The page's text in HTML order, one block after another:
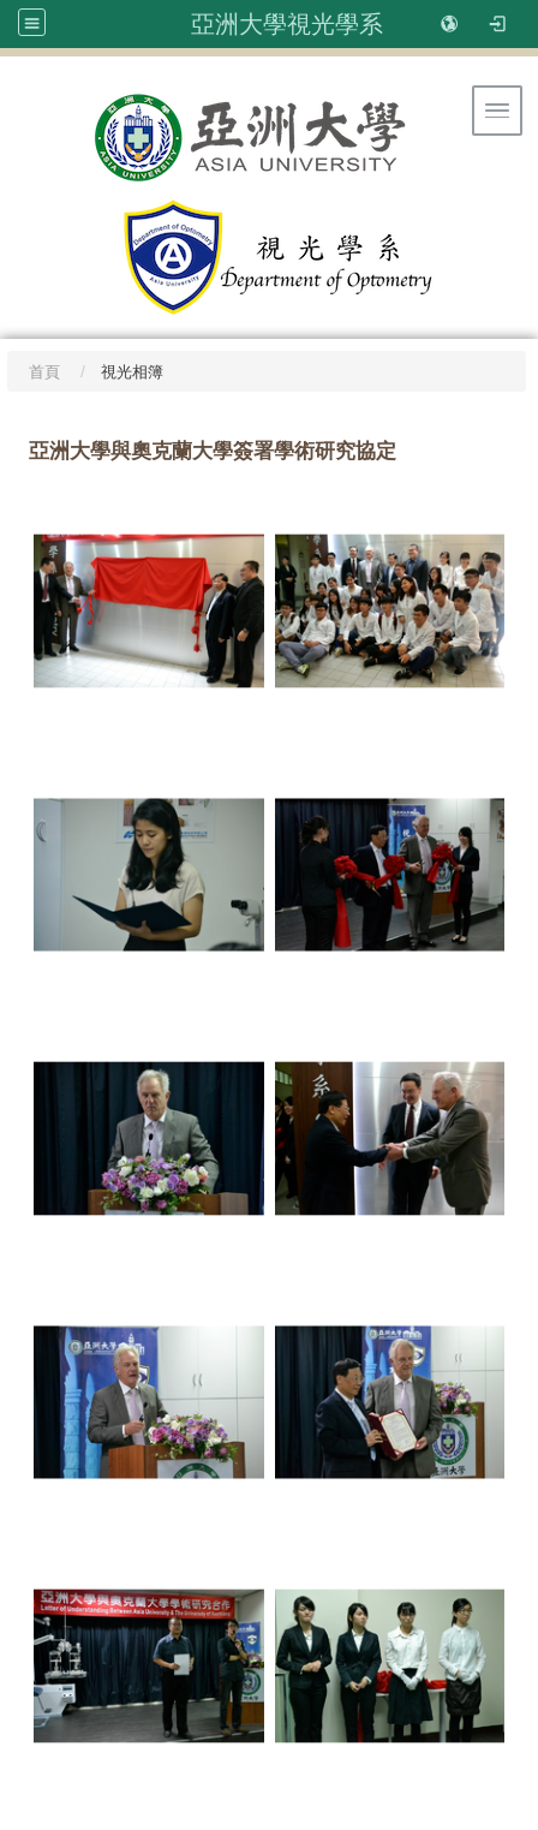
亞洲大學視光學系
首頁 視光相簿
亞洲大學與奧克蘭大學簽署學術研究協定